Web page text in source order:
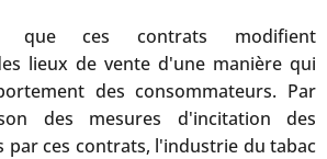
que ces contrats modifient
lieux de vente d'une manière qui
des consommateurs. Par
des mesures d'incitation des
par ces contrats, l'industrie du tabac